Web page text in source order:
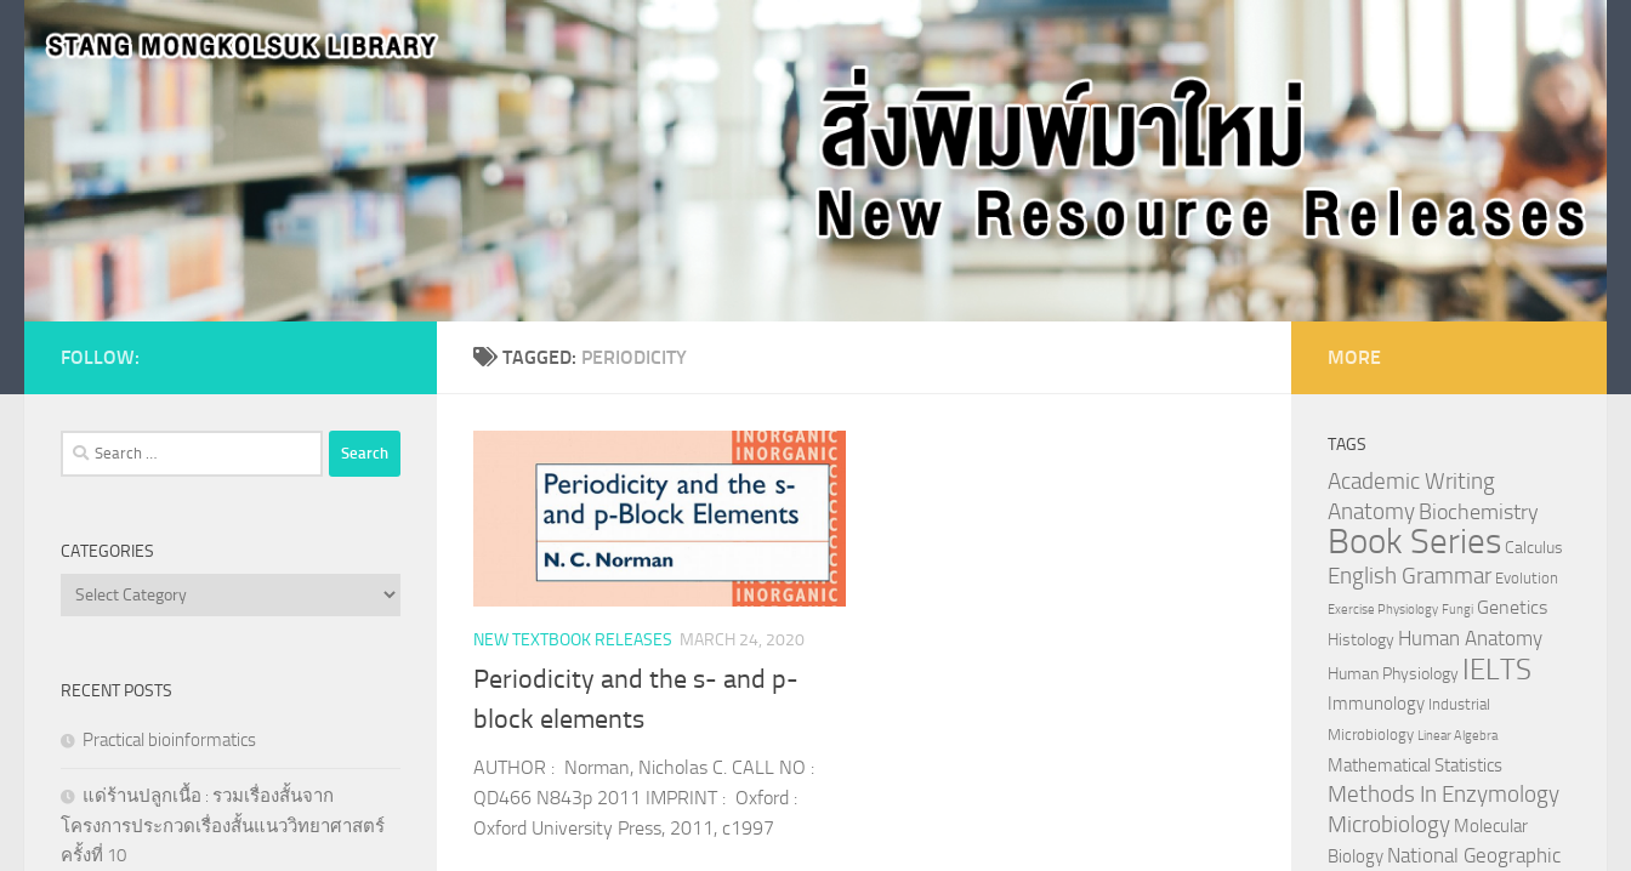
Skip to content
TAGGED: PERIODICITY
NEW TEXTBOOK RELEASES MARCH 24, 2020
Periodicity and the s- and p-
block elements
AUTHOR : Norman, Nicholas C. CALL NO :
QD466 N843p 2011 IMPRINT : Oxford :
Oxford University Press, 2011, c1997
FOLLOW:
Search
for:
CATEGORIES
Categories
RECENT POSTS
Practical bioinformatics
แด่ร้านปลูกเนื้อ : รวมเรื่องสั้นจาก
โครงการประกวดเรื่องสั้นแนววิทยาศาสตร์
ครั้งที่ 10
MORE
TAGS
Academic Writing
AnatomyBiochemistry
Book Series Calculus
English Grammar Evolution
Exercise Physiology Fungi Genetics
Histology Human Anatomy
Human Physiology IELTS
Immunology Industrial
Microbiology Linear Algebra
Mathematical Statistics
Methods In Enzymology
Microbiology Molecular
Biology National Geographic